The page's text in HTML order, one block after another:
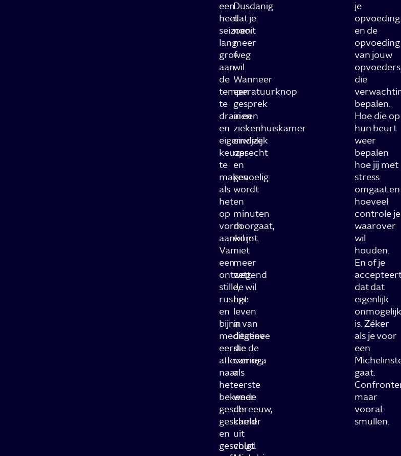
een
heel
seizoen
lang
grof
aan
de
temperatuurknop
te
draaien
en
eigenwijze
keuzes
te
maken
als
het
op
vorm
aankomt.
Van
een
ontzettend
stille,
rustige
en
bijna
meditatieve
eerste
aflevering,
naar
het
bekende
geschreeuw,
gescheld
en
geschud
Dusdanig
dat je
nooit
meer
weg
wil.
Wanneer
een
gesprek
in een
ziekenhuiskamer
eindelijk
oprecht
en
gevoelig
wordt
en
minuten
doorgaat,
wil je
niet
meer
weg.
Je wil
het
leven
in van
degene
die de
camera
als
eerste
weer
de
kamer
uit
volgt.
je
opvoeding
en de
opvoeding
van jouw
opvoeders
die
bepalen.
Hoe die op
hun beurt
weer
bepalen
hoe jij met
stress
omgaat en
hoeveel
controle je
waarover
wil
houden.
En of je
accepteert
dat dat
eigenlijk
onmogelijk
is. Zéker
als je voor
een
gaat.
maar
vooral:
smullen.